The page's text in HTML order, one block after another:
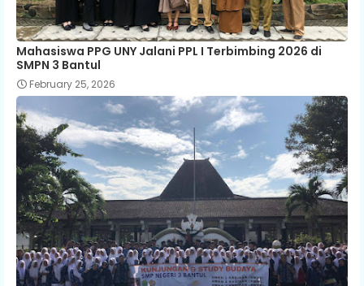
Mahasiswa PPG UNY Jalani PPL I Terbimbing 2026 di
SMPN 3 Bantul
February 25, 2026